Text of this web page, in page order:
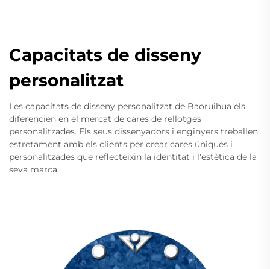
Capacitats de disseny
personalitzat
Les capacitats de disseny personalitzat de Baoruihua els
diferencien en el mercat de cares de rellotges
personalitzades. Els seus dissenyadors i enginyers treballen
estretament amb els clients per crear cares úniques i
personalitzades que reflecteixin la identitat i l'estètica de la
seva marca.